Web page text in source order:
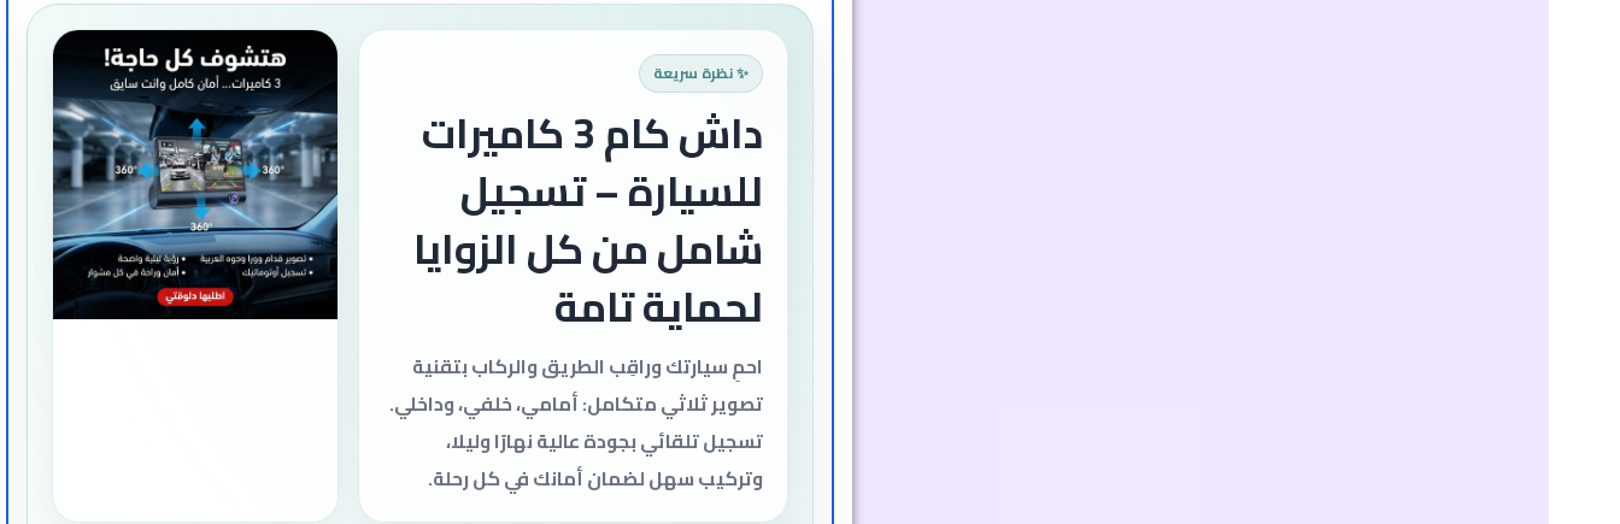
✨ نظرة سريعة
داش كام 3 كاميرات
للسيارة – تسجيل
شامل من كل الزوايا
لحماية تامة
احمِ سيارتك وراقِب الطريق والركاب بتقنية
تصوير ثلاثي متكامل: أمامي، خلفي، وداخلي.
تسجيل تلقائي بجودة عالية نهارًا وليلا،
وتركيب سهل لضمان أمانك في كل رحلة.